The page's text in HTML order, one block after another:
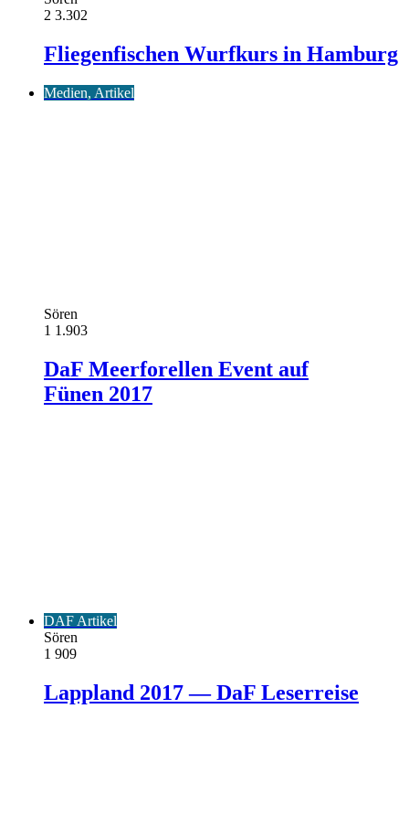
2 3.302
Fliegenfischen Wurfkurs in Hamburg
Medien, Artikel
Sören
1 1.903
DaF Meerforellen Event auf
Fünen 2017
DAF Artikel
Sören
1 909
Lappland 2017 — DaF Leserreise